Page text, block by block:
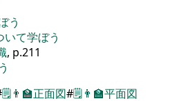
う
て学ぼう
, p.211
🗒️👨‍🏫正面図#🗒️👨‍🏫平面図